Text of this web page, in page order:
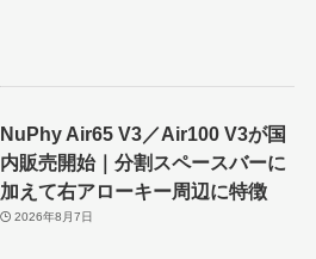
NuPhy Air65 V3／Air100 V3が国
内販売開始｜分割スペースバーに
加えて右アローキー周辺に特徴
2026年8月7日